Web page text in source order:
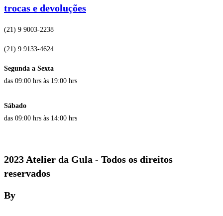
trocas e devoluções
(21) 9 9003-2238
(21) 9 9133-4624
Segunda a Sexta
das 09:00 hrs às 19:00 hrs
Sábado
das 09:00 hrs às 14:00 hrs
2023 Atelier da Gula - Todos os direitos
reservados
By